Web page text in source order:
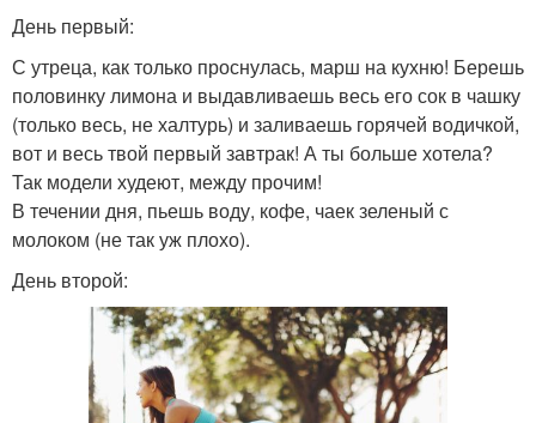
День первый:
С утреца, как только проснулась, марш на кухню! Берешь
половинку лимона и выдавливаешь весь его сок в чашку
(только весь, не халтурь) и заливаешь горячей водичкой,
вот и весь твой первый завтрак! А ты больше хотела?
Так модели худеют, между прочим!
В течении дня, пьешь воду, кофе, чаек зеленый с
молоком (не так уж плохо).
День второй: